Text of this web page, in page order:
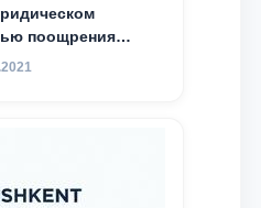
поощрения
и